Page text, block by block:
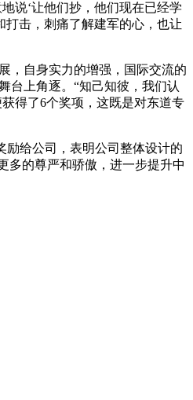
说‘让他们抄，他们现在已经学
打击，刺痛了解建军的心，也让
，自身实力的增强，国际交流的
台上角逐。“知己知彼，我们认
得了6个奖项，这既是对东道专
励给公司，表明公司整体设计的
多的尊严和骄傲，进一步提升中